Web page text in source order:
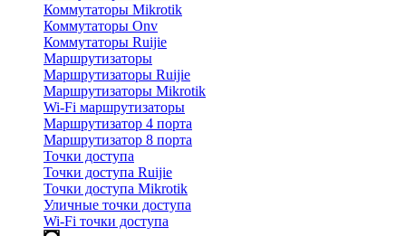
Коммутаторы Mikrotik
Коммутаторы Onv
Коммутаторы Ruijie
Маршрутизаторы
Маршрутизаторы Ruijie
Маршрутизаторы Mikrotik
Wi-Fi маршрутизаторы
Маршрутизатор 4 порта
Маршрутизатор 8 порта
Точки доступа
Точки доступа Ruijie
Точки доступа Mikrotik
Уличные точки доступа
Wi-Fi точки доступа